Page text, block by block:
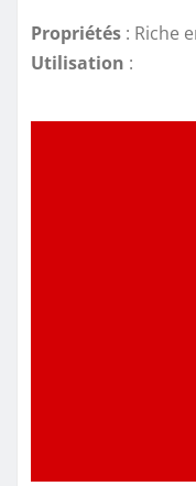
Propriétés : Riche
Utilisation :